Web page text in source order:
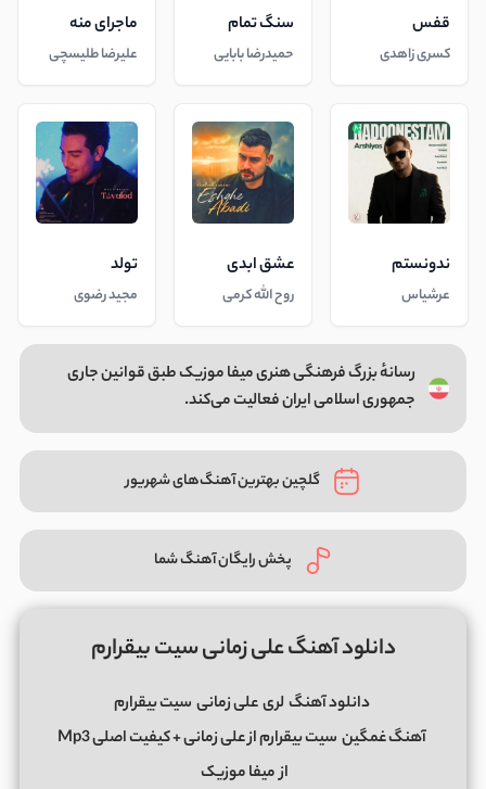
قفس
کسری زاهدی
سنگ تمام
حمیدرضا بابایی
ماجرای منه
علیرضا طلیسچی
ندونستم
عرشیاس
عشق ابدی
روح الله کرمی
تولد
مجید رضوی
رسانهٔ بزرگ فرهنگی هنری میفا موزیک طبق قوانین جاری
جمهوری اسلامی ایران فعالیت می‌کند.
گلچین بهترین آهنگ‌های شهریور
پخش رایگان آهنگ شما
دانلود آهنگ علی زمانی سیت بیقرارم
دانلود آهنگ لریعلی زمانی سیت بیقرارم
آهنگ غمگین سیت بیقرارمازعلی زمانی
+ کیفیت اصلی Mp3
ازمیفا موزیک